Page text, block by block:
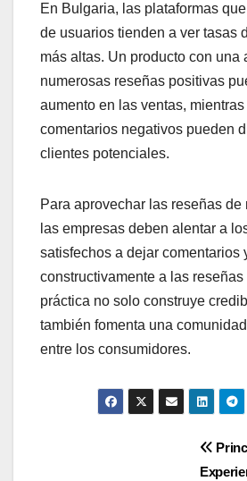
En Bulgaria, las plataformas
de usuarios tienden a ver tasas
más altas. Un producto con una
numerosas reseñas positivas
aumento en las ventas,
comentarios negativos pueden
clientes potenciales.
Para aprovechar las reseñas de
las empresas deben alentar a
satisfechos a dejar comentarios
constructivamente a las
práctica no solo construye
también fomenta una
entre los consumidores.